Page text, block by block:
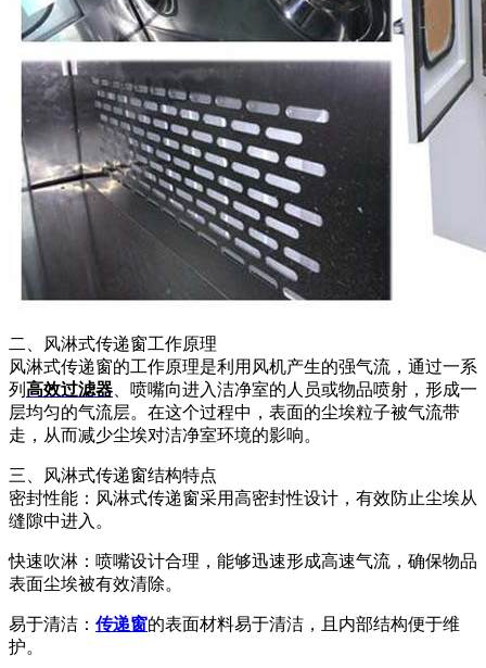
二、风淋式传递窗工作原理
风淋式传递窗的工作原理是利用风机产生的强气流，通过一系
列 高效过滤器 、喷嘴向进入洁净室的人员或物品喷射，形成一
层均匀的气流层。在这个过程中，表面的尘埃粒子被气流带
走，从而减少尘埃对洁净室环境的影响。
三、风淋式传递窗结构特点
密封性能：风淋式传递窗采用高密封性设计，有效防止尘埃从
缝隙中进入。
快速吹淋：喷嘴设计合理，能够迅速形成高速气流，确保物品
表面尘埃被有效清除。
易于清洁： 传递窗的表面材料易于清洁，且内部结构便于维
护。